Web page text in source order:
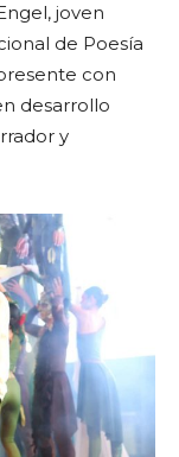
joven
de Poesía
con
desarrollo
y